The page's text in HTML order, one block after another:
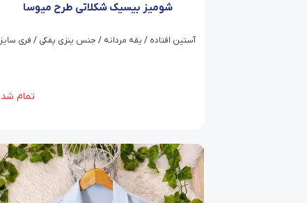
شومیز بیسیک شکلاتی طرح میوسا
آستین افتاده / یقه مردانه / جنس ینزی پفکی / فری سایز
تمام شد